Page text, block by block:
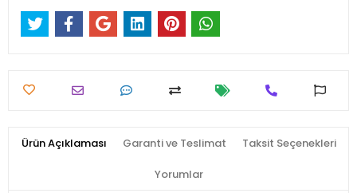
Ürün Açıklaması Garanti ve Teslimat Taksit Seçenekleri
Yorumlar